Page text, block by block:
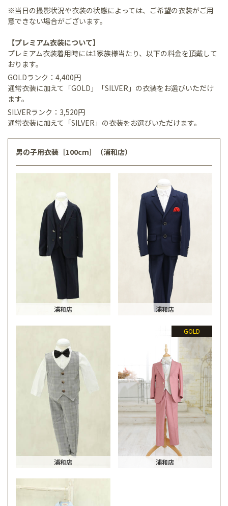
※当日の撮影状況や衣装の状態によっては、ご希望の衣装がご用
意できない場合がございます。
【プレミアム衣装について】
プレミアム衣装着用時には1家族様当たり、以下の料金を頂戴して
おります。
GOLDランク：4,400円
通常衣装に加えて「GOLD」「SILVER」の衣装をお選びいただけ
ます。
SILVERランク：3,520円
通常衣装に加えて「SILVER」の衣装をお選びいただけます。
男の子用衣装［100cm］（浦和店）
浦和店 浦和店
浦和店
GOLD
浦和店